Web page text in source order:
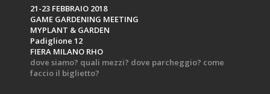
21-23 FEBBRAIO 2018
GAME GARDENING MEETING
MYPLANT & GARDEN
Padiglione 12
FIERA MILANO RHO
dove siamo? quali mezzi? dove parcheggio? come
faccio il biglietto?